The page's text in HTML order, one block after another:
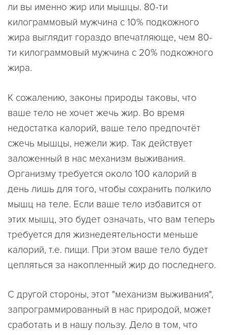
ли вы именно жир или мышцы. 80-ти
килограммовый мужчина с 10% подкожного
жира выглядит гораздо впечатляюще, чем 80-
ти килограммовый мужчина с 20% подкожного
жира.
К сожалению, законы природы таковы, что
ваше тело не хочет жечь жир. Во время
недостатка калорий, ваше тело предпочтёт
сжечь мышцы, нежели жир. Так действует
заложенный в нас механизм выживания.
Организму требуется около 100 калорий в
день лишь для того, чтобы сохранить полкило
мышц на теле. Если ваше тело избавится от
этих мышц, это будет означать, что вам теперь
требуется для жизнедеятельности меньше
калорий, т.е. пищи. При этом ваше тело будет
цепляться за накопленный жир до последнего.
С другой стороны, этот "механизм выживания",
запрограммированный в нас природой, может
сработать и в нашу пользу. Дело в том, что